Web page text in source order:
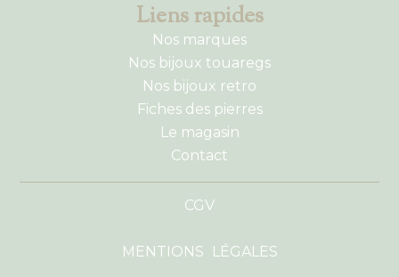
Liens rapides
Nos marques
Nos bijoux touaregs
Nos bijoux retro
Fiches des pierres
Le magasin
Contact
CGV
MENTIONS LÉGALES